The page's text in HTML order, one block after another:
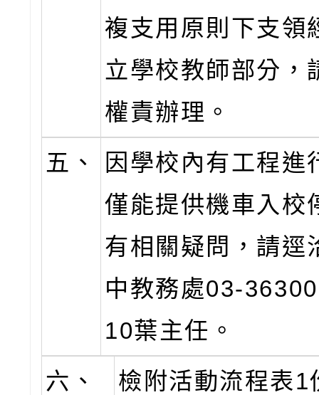
複支用原則下支領
立學校教師部分，
權責辦理。
五、
因學校內有工程進
僅能提供機車入校
有相關疑問，請逕
中教務處03-
10葉主任。
六、
檢附活動流程表1